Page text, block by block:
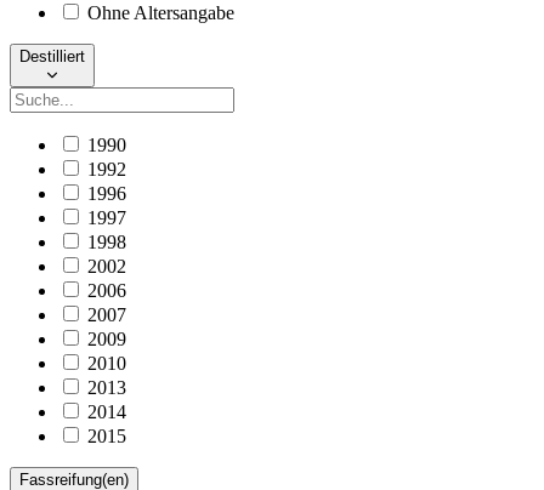
Ohne Altersangabe
Destilliert
1990
1992
1996
1997
1998
2002
2006
2007
2009
2010
2013
2014
2015
Fassreifung(en)